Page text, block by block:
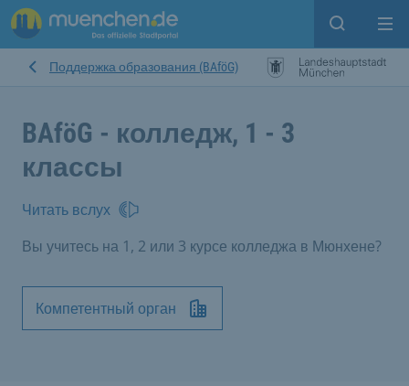
Open
Поддержка образования (BAföG)
BAföG - колледж, 1 - 3
классы
Читать вслух
Вы учитесь на 1, 2 или 3 курсе колледжа в Мюнхене?
Компетентный орган